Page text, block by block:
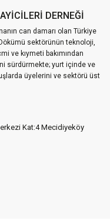
DERNEĞİ
can damarı olan Türkiye
sektörünün teknoloji,
ve kıymeti bakımından
sürdürmekte; yurt içinde ve
üyelerini ve sektörü üst
Kat:4 Mecidiyeköy